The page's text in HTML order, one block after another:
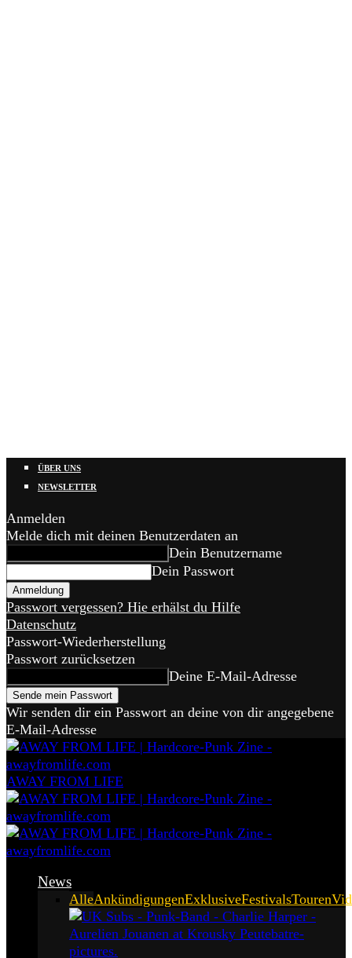
ÜBER UNS
NEWSLETTER
Anmelden
Melde dich mit deinen Benutzerdaten an
Dein Benutzername
Dein Passwort
Passwort vergessen? Hie erhälst du Hilfe
Datenschutz
Passwort-Wiederherstellung
Passwort zurücksetzen
Deine E-Mail-Adresse
Wir senden dir ein Passwort an deine von dir angegebene
E-Mail-Adresse
AWAY FROM LIFE
News
AlleAnkündigungenExklusiveFestivalsTouren